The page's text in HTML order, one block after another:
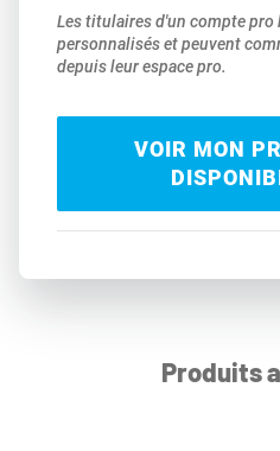
Les titulaires d'un compte pro
personnalisés et peuvent
depuis leur espace pro.
VOIR MON
Produits